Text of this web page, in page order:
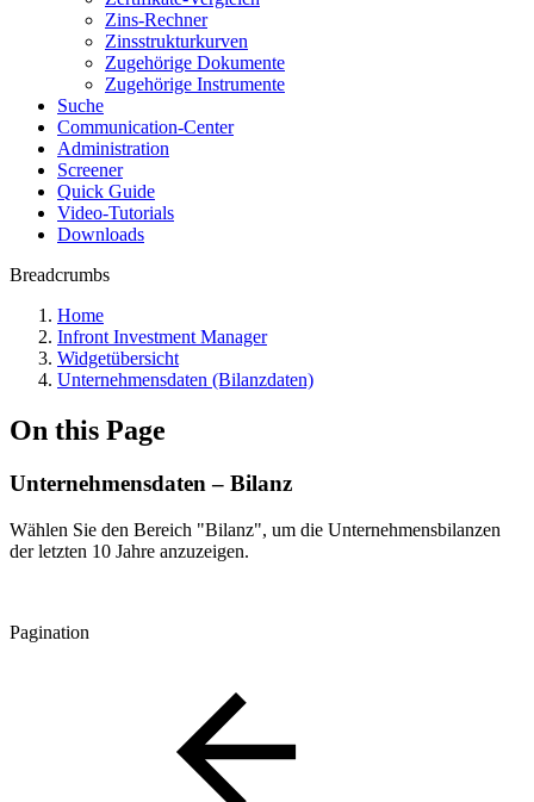
Zins-Rechner
Zinsstrukturkurven
Zugehörige Dokumente
Zugehörige Instrumente
Suche
Communication-Center
Administration
Screener
Quick Guide
Video-Tutorials
Downloads
Breadcrumbs
Home
Infront Investment Manager
Widgetübersicht
Unternehmensdaten (Bilanzdaten)
On this Page
Unternehmensdaten – Bilanz
Wählen Sie den Bereich "Bilanz", um die Unternehmensbilanzen
der letzten 10 Jahre anzuzeigen.
Pagination